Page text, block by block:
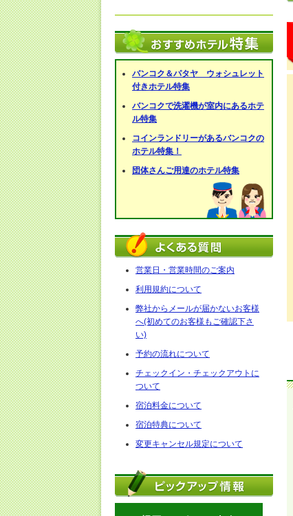
バンコク＆パタヤ ウォシュレット
付きホテル特集
バンコクで洗濯機が室内にあるホテ
ル特集
コインランドリーがあるバンコクの
ホテル特集！
団体さんご用達のホテル特集
営業日・営業時間のご案内
利用規約について
弊社からメールが届かないお客様
へ(初めてのお客様もご確認下さ
い)
予約の流れについて
チェックイン・チェックアウトに
ついて
宿泊料金について
宿泊特典について
変更キャンセル規定について